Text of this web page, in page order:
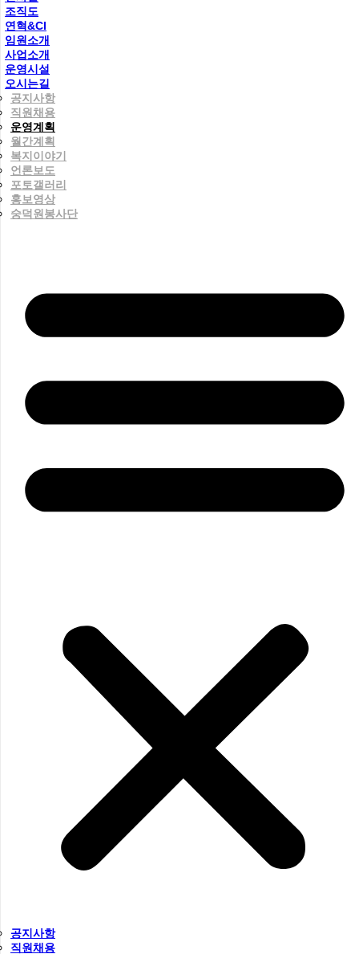
조직도
연혁&CI
임원소개
사업소개
운영시설
오시는길
공지사항
직원채용
운영계획
월간계획
복지이야기
언론보도
포토갤러리
홍보영상
숭덕원봉사단
공지사항
직원채용